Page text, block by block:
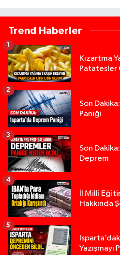
Trend Haberler
Kızartma
Patatesler
1
Son
Paniği
2
Son
Deprem
3
İl Milli
Hakkında
4
Yazışmayı
5
13:00 |Yığılca'da kardeşler
12:48 |Tur teknesi